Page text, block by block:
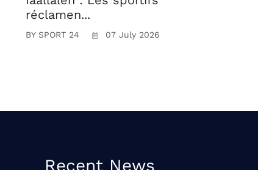
réclamen...
BY SPORT 24 07 July 2026
Recent News